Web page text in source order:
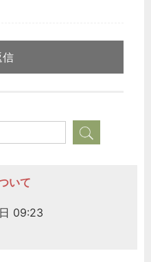
信
いて
09:23